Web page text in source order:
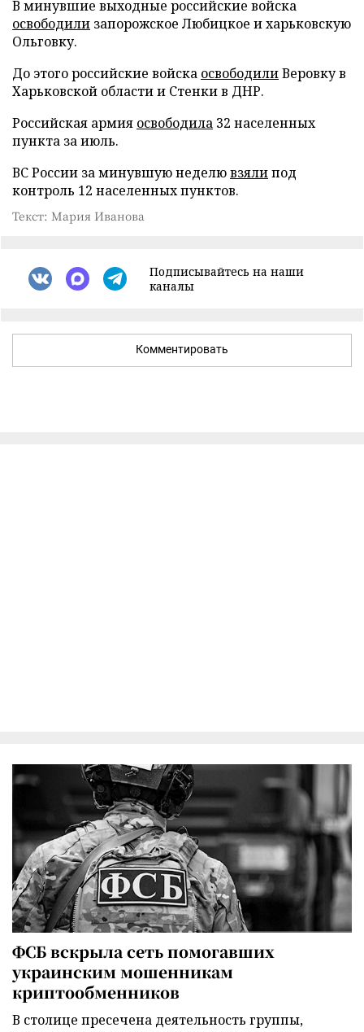
В минувшие выходные российские войска
освободили запорожское Любицкое и харьковскую
Ольговку.
До этого российские войска освободилиВеровку в
Харьковской области и Стенки в ДНР.
Российская армия освободила 32 населенных
пункта за июль.
ВС России за минувшую неделювзялипод
контроль 12 населенных пунктов.
Текст: Мария Иванова
Подписывайтесь на наши
каналы
Комментировать
ФСБ вскрыла сеть помогавших
украинским мошенникам
криптообменников
В столице пресечена деятельность группы,